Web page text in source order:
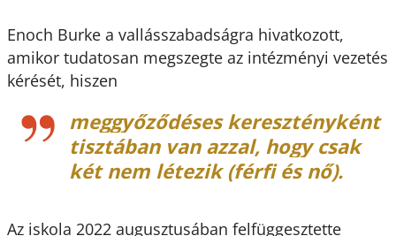
Enoch Burke a vallásszabadságra hivatkozott,
amikor tudatosan megszegte az intézményi vezetés
kérését, hiszen
meggyőződéses keresztényként
tisztában van azzal, hogy csak
két nem létezik (férfi és nő).
Az iskola 2022 augusztusában felfüggesztette